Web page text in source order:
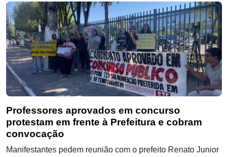
Professores aprovados em concurso
protestam em frente à Prefeitura e cobram
convocação
Manifestantes pedem reunião com o prefeito Renato Junior